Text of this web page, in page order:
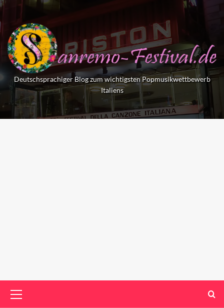
Skip
to
content
Deutschsprachiger Blog zum wichtigsten Popmusikwettbewerb
Italiens
Menu